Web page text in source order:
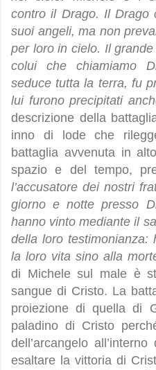
contro il Drago. Il Drago
suoi angeli, ma non
per loro in cielo. Il
colui che chiamiamo
seduce tutta la terra, fu
lui furono precipitati
descrizione della
inno di lode che
battaglia avvenuta in
spazio e del tempo,
l’accusatore dei nostri
giorno e notte presso
hanno vinto mediante il
della loro testimonianza:
la loro vita sino alla
di Michele sul male è
sangue di Cristo. La
proiezione di quella di
paladino di Cristo
dell’arcangelo
esaltare la vittoria di